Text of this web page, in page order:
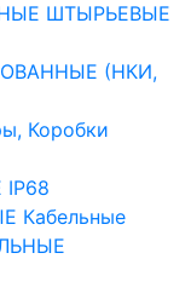
ШТЫРЬЕВЫЕ
(НКИ,
Коробки
Кабельные